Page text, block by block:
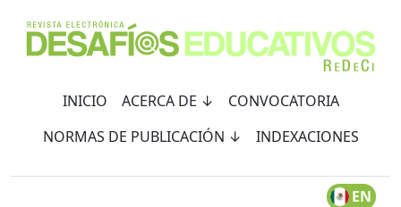
INICIO ACERCA DE ↓
CONVOCATORIA
NORMAS DE PUBLICACIÓN ↓
INDEXACIONES
EN